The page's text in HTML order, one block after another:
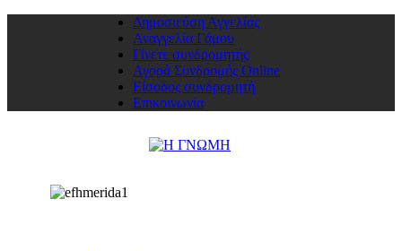
Δημοσιεύση Αγγελίας
Αναγγελία Γάμου
Γίνετε συνδρομητής
Αγορά Συνδρομής Online
Είσοδος συνδρομητή
Επικοινωνία